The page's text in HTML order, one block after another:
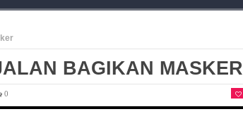
BAGIKAN MASKER
0